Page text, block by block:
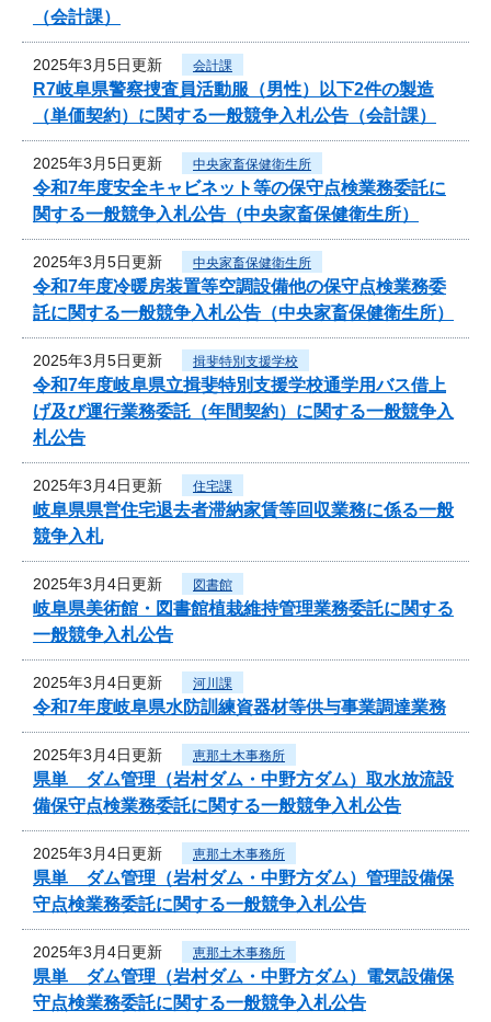
（会計課）
2025年3月5日更新 会計課
R7岐阜県警察捜査員活動服（男性）以下2件の製造
（単価契約）に関する一般競争入札公告（会計課）
2025年3月5日更新 中央家畜保健衛生所
令和7年度安全キャビネット等の保守点検業務委託に
関する一般競争入札公告（中央家畜保健衛生所）
2025年3月5日更新 中央家畜保健衛生所
令和7年度冷暖房装置等空調設備他の保守点検業務委
託に関する一般競争入札公告（中央家畜保健衛生所）
2025年3月5日更新 揖斐特別支援学校
令和7年度岐阜県立揖斐特別支援学校通学用バス借上
げ及び運行業務委託（年間契約）に関する一般競争入
札公告
2025年3月4日更新 住宅課
岐阜県県営住宅退去者滞納家賃等回収業務に係る一般
競争入札
2025年3月4日更新 図書館
岐阜県美術館・図書館植栽維持管理業務委託に関する
一般競争入札公告
2025年3月4日更新 河川課
令和7年度岐阜県水防訓練資器材等供与事業調達業務
2025年3月4日更新 恵那土木事務所
県単 ダム管理（岩村ダム・中野方ダム）取水放流設
備保守点検業務委託に関する一般競争入札公告
2025年3月4日更新 恵那土木事務所
県単 ダム管理（岩村ダム・中野方ダム）管理設備保
守点検業務委託に関する一般競争入札公告
2025年3月4日更新 恵那土木事務所
県単 ダム管理（岩村ダム・中野方ダム）電気設備保
守点検業務委託に関する一般競争入札公告